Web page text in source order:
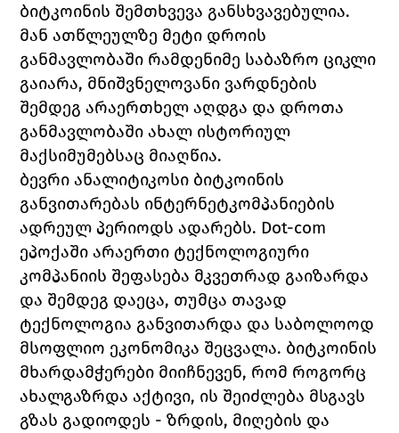
ბიტკოინის შემთხვევა განსხვავებულია.
მან ათწლეულზე მეტი დროის
განმავლობაში რამდენიმე საბაზრო ციკლი
გაიარა, მნიშვნელოვანი ვარდნების
შემდეგ არაერთხელ აღდგა და დროთა
განმავლობაში ახალ ისტორიულ
მაქსიმუმებსაც მიაღწია.
ბევრი ანალიტიკოსი ბიტკოინის
განვითარებას ინტერნეტკომპანიების
ადრეულ პერიოდს ადარებს. Dot-com
ეპოქაში არაერთი ტექნოლოგიური
კომპანიის შეფასება მკვეთრად გაიზარდა
და შემდეგ დაეცა, თუმცა თავად
ტექნოლოგია განვითარდა და საბოლოოდ
მსოფლიო ეკონომიკა შეცვალა. ბიტკოინის
მხარდამჭერები მიიჩნევენ, რომ როგორც
ახალგაზრდა აქტივი, ის შეიძლება მსგავს
გზას გადიოდეს - ზრდის, მიღების და